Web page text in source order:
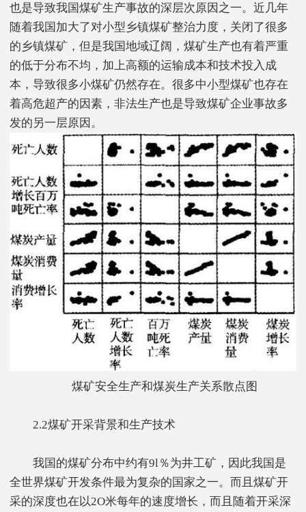
也是导致我国煤矿生产事故的深层次原因之一。近几年
随着我国加大了对小型乡镇煤矿整治力度，关闭了很多
的乡镇煤矿，但是我国地域辽阔，煤矿生产也有着严重
的低于分布不均，加上高额的运输成本和技术投入成
本，导致很多小煤矿仍然存在。很多中小型煤矿也存在
着高危超产的因素，非法生产也是导致煤矿企业事故多
发的另一层原因。
煤矿安全生产和煤炭生产关系散点图
2.2煤矿开采背景和生产技术
我国的煤矿分布中约有9l％为井工矿，因此我国是
全世界煤矿开发条件最为复杂的国家之一。而且煤矿开
采的深度也在以2O米每年的速度增长，而且随着开采深